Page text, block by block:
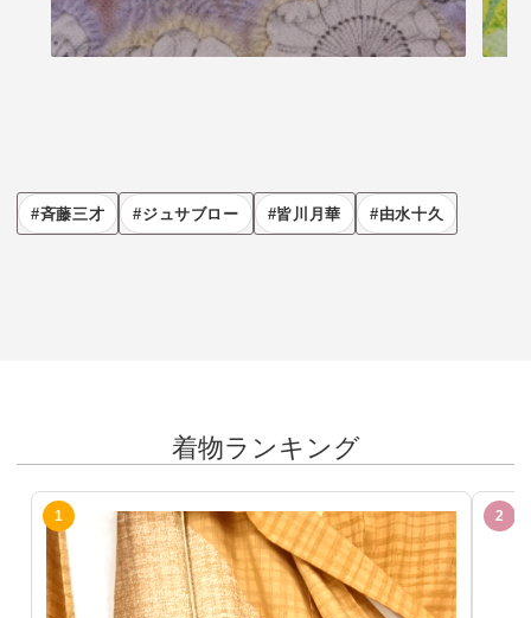
斉藤三才 ジュサブロー 皆川月華 由水十久
着物ランキング